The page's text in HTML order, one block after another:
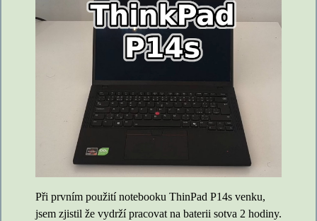
Při prvním použití notebooku ThinPad P14s venku,
jsem zjistil že vydrží pracovat na baterii sotva 2 hodiny.